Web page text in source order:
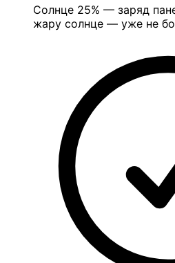
Солнце 25% — заряд
жару солнце — уже не